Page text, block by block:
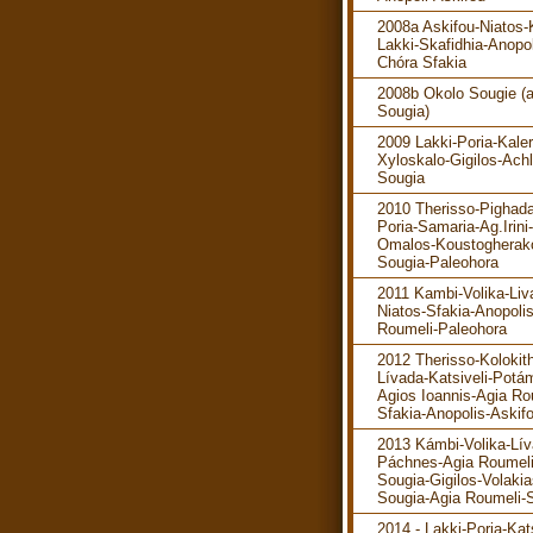
2008a Askifou-Niatos-
Lakki-Skafidhia-
Chóra Sfakia
2008b Okolo Sougie
Sougia)
2009 Lakki-Poria-
Xyloskalo-Gigilos-
Sougia
2010 Therisso-
Poria-Samaria-Ag.Irini-
Omalos-
Sougia-Paleohora
2011 Kambi-Volika-
Niatos-Sfakia-
Roumeli-Paleohora
2012 Therisso-
Lívada-Katsiveli-
Agios Ioannis-Agia
Sfakia-Anopolis-
2013 Kámbi-Volika-
Páchnes-Agia
Sougia-Gigilos-
Sougia-Agia Roumeli-
2014 - Lakki-Poria-